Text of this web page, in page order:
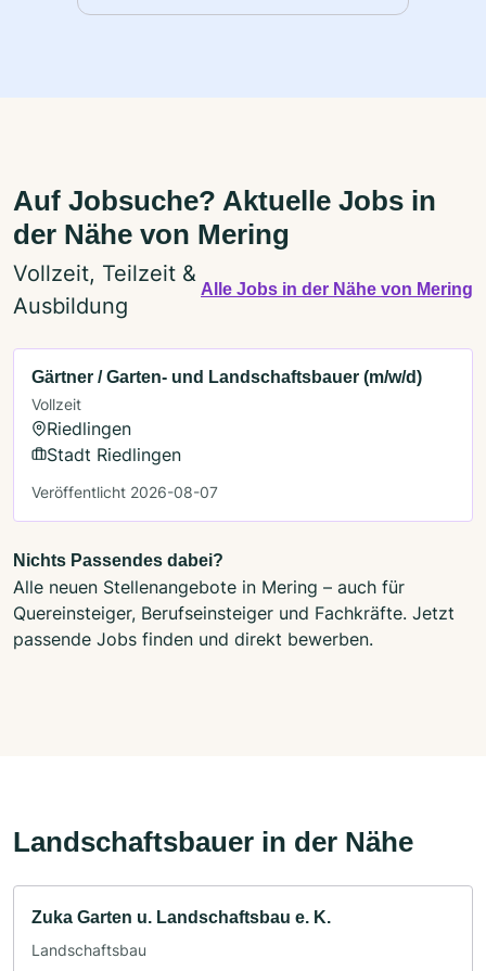
Auf Jobsuche? Aktuelle Jobs in
der Nähe von Mering
Vollzeit, Teilzeit &
Ausbildung
Alle Jobs in der Nähe von Mering
Gärtner / Garten- und Landschaftsbauer (m/w/d)
Vollzeit
Riedlingen
Stadt Riedlingen
Veröffentlicht 2026-08-07
Nichts Passendes dabei?
Alle neuen Stellenangebote in Mering – auch für
Quereinsteiger, Berufseinsteiger und Fachkräfte. Jetzt
passende Jobs finden und direkt bewerben.
Landschaftsbauer in der Nähe
Zuka Garten u. Landschaftsbau e. K.
Landschaftsbau